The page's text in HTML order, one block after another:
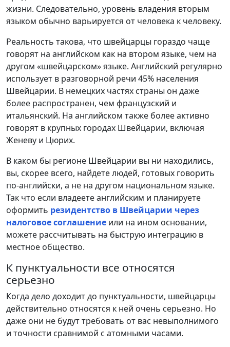
жизни. Следовательно, уровень владения вторым
языком обычно варьируется от человека к человеку.
Реальность такова, что швейцарцы гораздо чаще
говорят на английском как на втором языке, чем на
другом «швейцарском» языке. Английский регулярно
использует в разговорной речи 45% населения
Швейцарии. В немецких частях страны он даже
более распространен, чем французский и
итальянский. На английском также более активно
говорят в крупных городах Швейцарии, включая
Женеву и Цюрих.
В каком бы регионе Швейцарии вы ни находились,
вы, скорее всего, найдете людей, готовых говорить
по-английски, а не на другом национальном языке.
Так что если владеете английским и планируете
оформить резидентство в Швейцарии через
налоговое соглашение или на ином основании,
можете рассчитывать на быструю интеграцию в
местное общество.
К пунктуальности все относятся
серьезно
Когда дело доходит до пунктуальности, швейцарцы
действительно относятся к ней очень серьезно. Но
даже они не будут требовать от вас невыполнимого
и точности сравнимой с атомными часами.